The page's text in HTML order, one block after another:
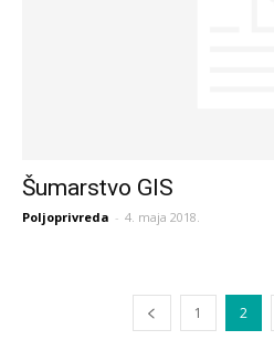
Šumarstvo GIS
Poljoprivreda - 4. maja 2018.
1 2